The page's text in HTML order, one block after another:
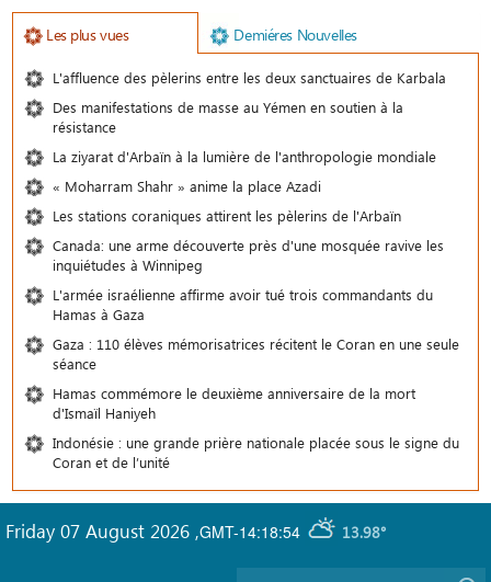
Les plus vues Demiéres Nouvelles
L'affluence des pèlerins entre les deux sanctuaires de Karbala
Des manifestations de masse au Yémen en soutien à la
résistance
La ziyarat d'Arbaïn à la lumière de l'anthropologie mondiale
« Moharram Shahr » anime la place Azadi
Les stations coraniques attirent les pèlerins de l'Arbaïn
Canada: une arme découverte près d'une mosquée ravive les
inquiétudes à Winnipeg
L'armée israélienne affirme avoir tué trois commandants du
Hamas à Gaza
Gaza : 110 élèves mémorisatrices récitent le Coran en une seule
séance
Hamas commémore le deuxième anniversaire de la mort
d'Ismaïl Haniyeh
Indonésie : une grande prière nationale placée sous le signe du
Coran et de l’unité
GMT-14:18:54 13.98°
Friday 07 August 2026 ,